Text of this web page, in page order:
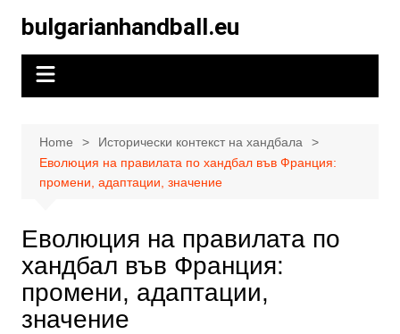
content
bulgarianhandball.eu
Home
Исторически контекст на хандбала
Еволюция на правилата по хандбал във Франция:
промени, адаптации, значение
Еволюция на правилата по
хандбал във Франция:
промени, адаптации,
значение